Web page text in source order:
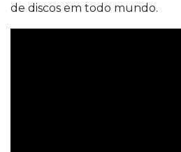
de discos em todo mundo.